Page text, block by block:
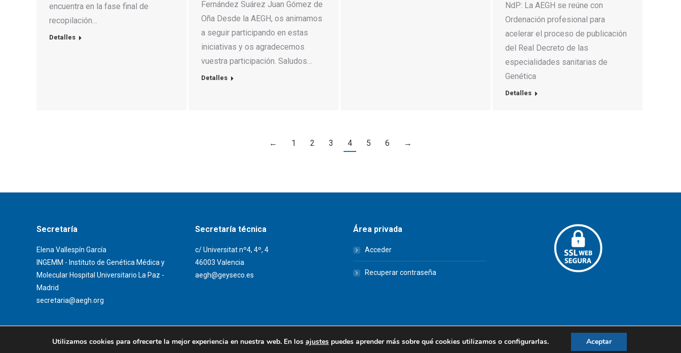
encuentra en la fase final de
recopilación…
Detalles
Fernández Suárez Juan Gómez de
Oña Desde la AEGH, os animamos
a seguir participando en estas
iniciativas y os agradecemos
vuestra participación. Saludos…
Detalles
NdP: La AEGH se reúne con
Ordenación profesional para
acelerar el proceso de publicación
del Real Decreto de las
especialidades sanitarias de
Genética
Detalles
← 1 2 3 4 5 6 →
Secretaría
Elena Vallespín García
INGEMM - Instituto de Genética Médica y
Molecular Hospital Universitario La Paz -
Madrid
secretaria@aegh.org
Secretaría técnica
c/ Universitat nº4, 4º, 4
46003 Valencia
aegh@geyseco.es
Área privada
Acceder
Recuperar contraseña
© AEGH - Todos los derechos reservados Aviso legal|Política de privacidad |Politica de cookies
Utilizamos cookies para ofrecerte la mejor experiencia en nuestra web. En los ajustespuedes aprender más sobre qué cookies utilizamos o configurarlas. Aceptar